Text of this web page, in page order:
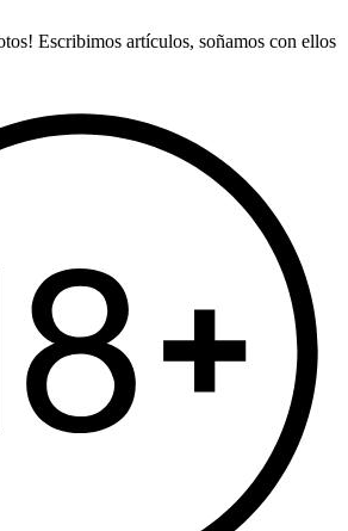
Escribimos artículos, soñamos con ellos